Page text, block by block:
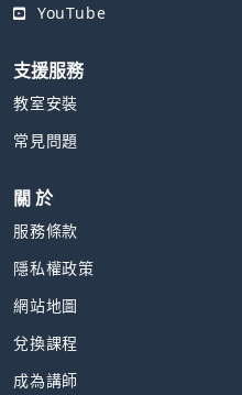
YouTube
支援服務
教室安裝
常見問題
關 於
服務條款
隱私權政策
網站地圖
兌換課程
成為講師